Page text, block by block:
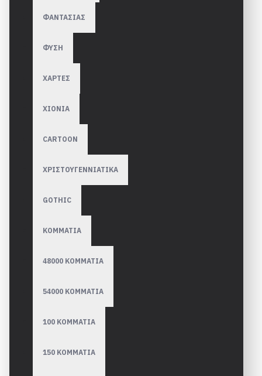
ΦΑΝΤΑΣΙΑΣ
ΦΥΣΗ
ΧΑΡΤΕΣ
ΧΙΟΝΙΑ
CARTOON
ΧΡΙΣΤΟΥΓΕΝΝΙΑΤΙΚΑ
GOTHIC
ΚΟΜΜΑΤΙΑ
48000 ΚΟΜΜΑΤΙΑ
54000 ΚΟΜΜΑΤΙΑ
100 ΚΟΜΜΑΤΙΑ
150 ΚΟΜΜΑΤΙΑ